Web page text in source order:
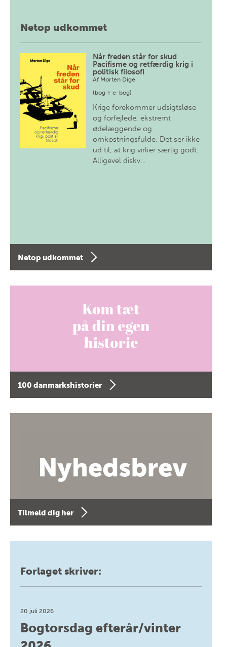
Netop udkommet
Når freden står for skud
Pacifisme og retfærdig krig i
politisk filosofi
Af Morten Dige
(bog + e-bog)
Krige forekommer udsigtsløse
og forfejlede, ekstremt
ødelæggende og
omkostningsfulde. Det ser ikke
ud til, at krig virker særlig godt.
Alligevel diskv…
Netop udkommet
100 danmarkshistorier
Tilmeld dig her
Forlaget skriver:
20 juli 2026
Bogtorsdag efterår/vinter